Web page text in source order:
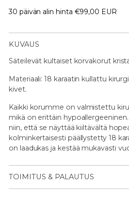
30 päivän alin hinta €99,00 EUR
KUVAUS
Säteilevät kultaiset korvakorut
Materiaali: 18 karaatin kullattu
kivet.
Kaikki korumme on valmistettu
mikä on erittäin
niin, että se näyttää kiiltävältä
kolminkertaisesti päällystetty 18
on laadukas ja kestää mukavasti
TOIMITUS & PALAUTUS